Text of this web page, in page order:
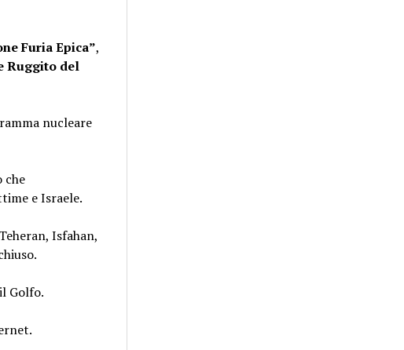
Furia Epica”,
Ruggito del
nucleare
che
e Israele.
Isfahan,
Golfo.